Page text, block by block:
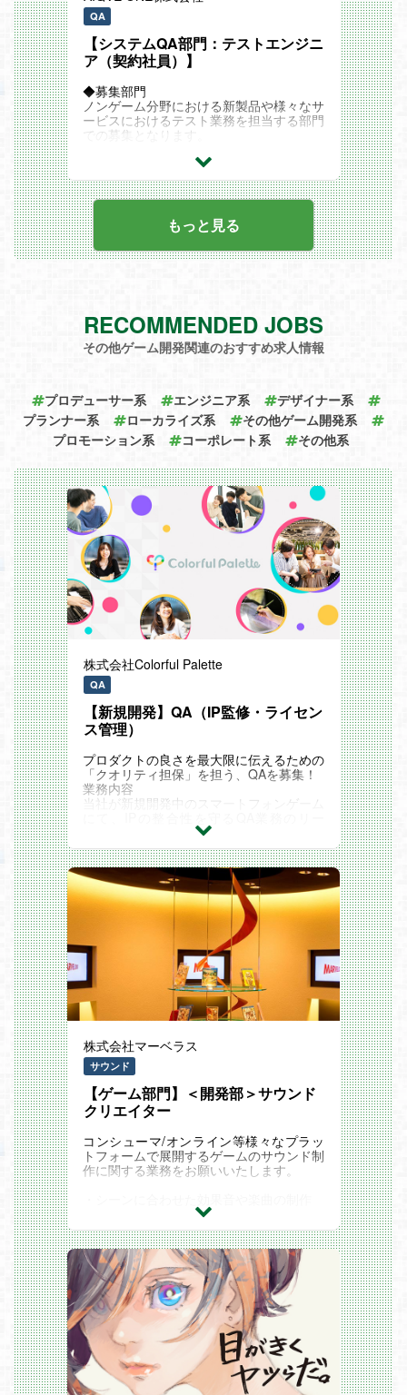
適性や経験に応じて仕事内容を決定するた
め、上記全ての業務をいきなりお任せする
ことはありません。
弊社の環境や業務に慣れてきたら、段階を
経てスキルの幅を広げていただき、将来、
募集部門を支えるコアメンバーとして、ご
活躍いただきたいと考えております。
これまでも製品の品質管理は行われていま
したが、形骸化した部分が多く、
何をテストして何をテストしていないかが
極めて不明瞭でした。
そこで私たちは独自の品質管理基準を設
け、
項目を可視化しながら「ソフトウェアテス
ト」を順序立てて行い、
質管理を実現しています。
さらには弊社独自開発の自動化ツールを導
入し、
”機械的な単純作業”と”人の感性に委ねる
クリエイティブな作業” を分けることで 、
テスト業務の更なる効率化、ソフトウェア
製品の品質向上を実現できると考えていま
グが主流となる現在において、
様々な技術を磨いてきた弊社が活躍の場面
は、どんどん広がっています。
QA
【システムQA部門：テストエンジニ
ア（契約社員）】
◆募集部門
ノンゲーム分野における新製品や様々なサ
ービスにおけるテスト業務を担当する部門
での募集となります。
◆どんなものに対してテストを行ってきた
のか？
□組み込み系システム
・ゲーム機
・スマートフォン
・デジタルカメラ
・ワイヤレスイヤホンなどオーディオ製品
・勤怠管理などの業務システム
・ECサイト など
◆仕事内容
テスト工程をはじめとしたシステムの「品
質保証」分野に特化した当社にて新製品・
具体的には下記となります。
・テスト設計
・テスト実行と管理
・顧客折衝
適性や経験に応じて仕事内容を決定するた
め、上記業務をいきなり全てお任せするこ
とはありません。
段階を経てスキルの幅を広げていただきま
す。
もっと見る
RECOMMENDED JOBS
その他ゲーム開発関連のおすすめ求人情報
プロデューサー系 エンジニア系
デザイナー系
プランナー系
ローカライズ系
その他ゲーム開発系
プロモーション系
コーポレート系 その他系
株式会社Colorful Palette
QA
【新規開発】QA（IP監修・ライセン
ス管理）
プロダクトの良さを最大限に伝えるための
「クオリティ担保」を担う、QAを募集！
業務内容
当社が新規開発中のスマートフォンゲーム
ド・ディレクションに関わる業務です
＜具体的な業務＞
・シナリオの整合性チェック、キャラクタ
ー呼称・設定の齟齬の確認、誤字脱字の校
正
・原作IPの世界観との整合性確認、表現リ
スク・配慮事項のチェック
・ゲーム全体に対する課題発見と調整（開
発チームと連携）
・外部協力会社との折衝、品質管理業務の
KPI策定・改善提案・実施調整
<業務の魅力＞
品質に直結することは自発的に考え、推進
できる環境です
キャラクターの特性を深く理解した上で、
不整合や誤字脱字など、他の開発セクショ
ンでは気づきにくい点を指摘・修正できる
ため、より良いものをお客様に提供できて
いる実感が湧きやすいことが魅力です
担当として最初から最後まで責任を持って
進められるため、「問題なくリリースされ
たとき・そして、ユーザーの方の反応を見
て安定したものが提供できた」と思えたと
カラパレが大切にしている価値観 「意見
をぶつけ合う」とは？
https://media.colorfulpalette.co.jp/n/n1033
40e950c6
データで見るColorful Palette
https://media.colorfulpalette.co.jp/m/mc9a
2dee63571
「CULTURE BOOK」 Colorful Paletteの文
化や独自の取り組みを紹介しています。
https://media.colorfulpalette.co.jp/m/m898
ff8909196
株式会社マーベラス
サウンド
【ゲーム部門】＜開発部＞サウンド
クリエイター
コンシューマ/オンライン等様々なプラッ
トフォームで展開するゲームのサウンド制
作に関する業務をお願いいたします。
・サウンドデータのゲームへの実装
※応募フォームに履歴書・職務経歴書に加
えてポートフォリオをご登録ください。
ポートフォリオには必須事項として以下
3点を含めてください：
・BGMやPV等、制作に携わったもの
（動画URL等）
・効果音10点程度（動画URLまたはギ
ガファイル便URL）
・上記資料の説明